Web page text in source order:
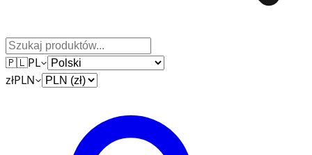
🇵🇱PL
złPLN